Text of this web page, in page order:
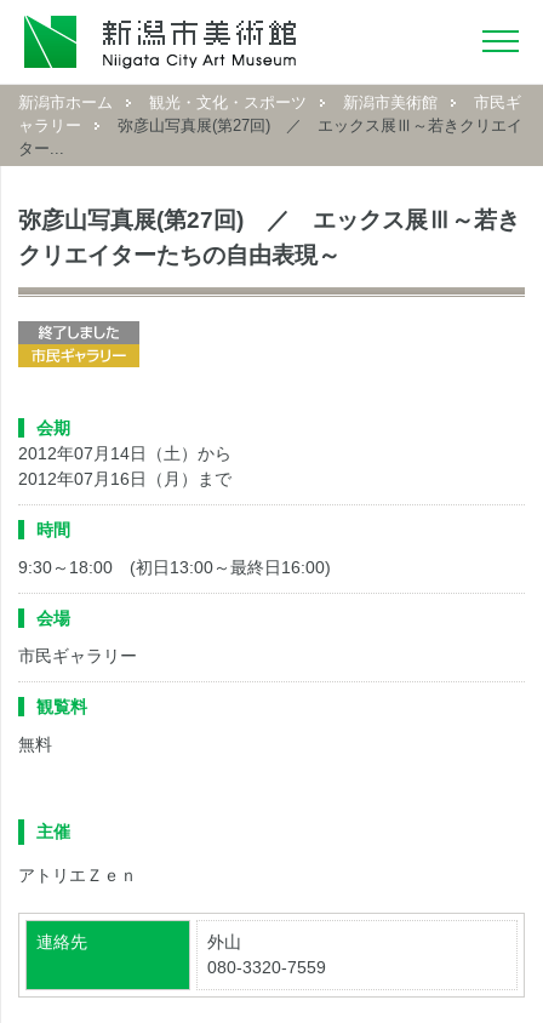
新潟市ホーム 観光・文化・スポーツ 新潟市美術館
市民ギ
ャラリー
弥彦山写真展(第27回) ／ エックス展Ⅲ～若きクリエイ
ター...
弥彦山写真展(第27回) ／ エックス展Ⅲ～若き
クリエイターたちの自由表現～
会期
2012年07月14日（土）から
2012年07月16日（月）まで
時間
9:30～18:00 (初日13:00～最終日16:00)
会場
市民ギャラリー
観覧料
無料
主催
アトリエＺｅｎ
連絡先
外山
080-3320-7559